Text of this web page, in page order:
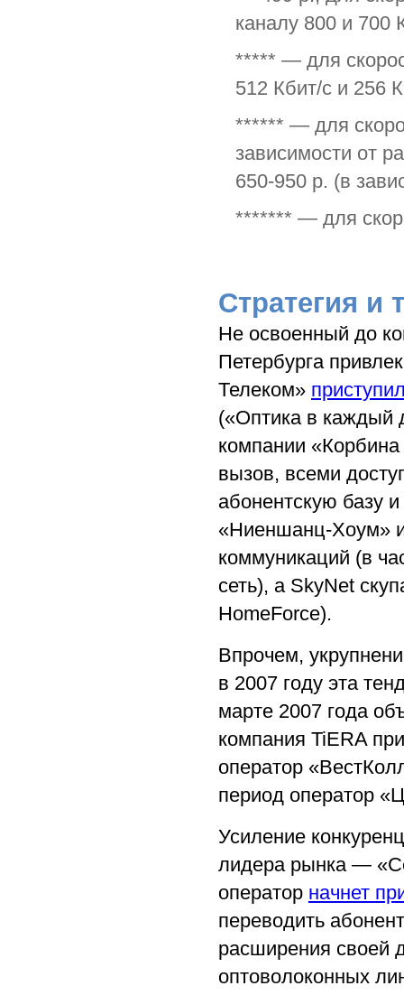
каналу 800 и 700
***** — для
512 Кбит/с и 256
****** — для
зависимости от
650-950 р. (в
******* — для
Стратегия и
Не освоенный до
Петербурга
Телеком»
(«Оптика в каждый
компании
вызов, всеми
абонентскую базу
«Ниеншанц-Хоум»
коммуникаций (в
сеть), а SkyNet
HomeForce).
Впрочем,
в 2007 году эта
марте 2007 года
компания TiERA
оператор
период оператор
Усиление
лидера рынка —
оператор начнет
переводить
расширения своей
оптоволоконных